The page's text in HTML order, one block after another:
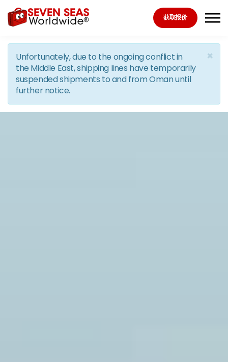
Skip to the content
获取报价
×
Unfortunately, due to the ongoing conflict in
the Middle East, shipping lines have temporarily
suspended shipments to and from Oman until
further notice.